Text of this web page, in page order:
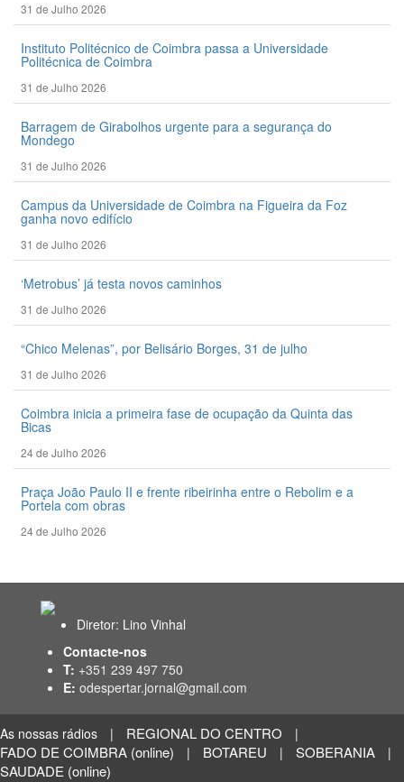
31 de Julho 2026
Instituto Politécnico de Coimbra passa a Universidade
Politécnica de Coimbra
31 de Julho 2026
Barragem de Girabolhos urgente para a segurança do
Mondego
31 de Julho 2026
Campus da Universidade de Coimbra na Figueira da Foz
ganha novo edifício
31 de Julho 2026
‘Metrobus’ já testa novos caminhos
31 de Julho 2026
“Chico Melenas”, por Belisário Borges, 31 de julho
31 de Julho 2026
Coimbra inicia a primeira fase de ocupação da Quinta das
Bicas
24 de Julho 2026
Praça João Paulo II e frente ribeirinha entre o Rebolim e a
Portela com obras
24 de Julho 2026
Diretor: Lino Vinhal
Contacte-nos
T: +351 239 497 750
E: odespertar.jornal@gmail.com
As nossas rádios | REGIONAL DO CENTRO |
FADO DE COIMBRA (online) | BOTAREU | SOBERANIA |
SAUDADE (online)